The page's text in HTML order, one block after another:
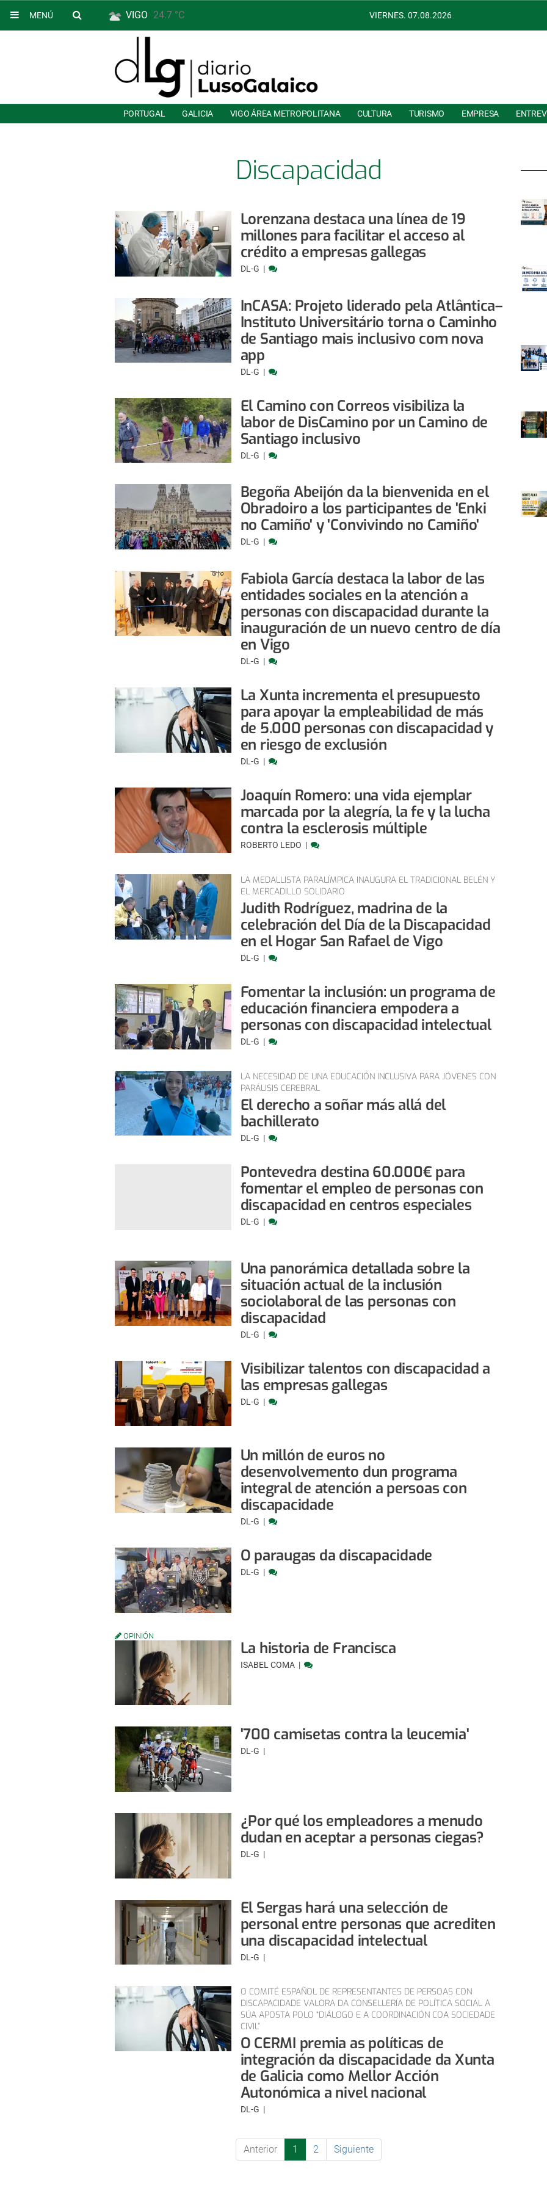
MENÚ VIGO 24.7 °C VIERNES. 07.08.2026
PORTUGAL GALICIA VIGO ÁREA METROPOLITANA CULTURA TURISMO EMPRESA
Discapacidad
Lorenzana destaca una línea de 19
millones para facilitar el acceso al
crédito a empresas gallegas
DL-G
InCASA: Projeto liderado pela Atlântica–
Instituto Universitário torna o Caminho
de Santiago mais inclusivo com nova
app
DL-G
El Camino con Correos visibiliza la
labor de DisCamino por un Camino de
Santiago inclusivo
DL-G
Begoña Abeijón da la bienvenida en el
Obradoiro a los participantes de 'Enki
no Camiño' y 'Convivindo no Camiño'
DL-G
Fabiola García destaca la labor de las
entidades sociales en la atención a
personas con discapacidad durante la
inauguración de un nuevo centro de día
en Vigo
DL-G
La Xunta incrementa el presupuesto
para apoyar la empleabilidad de más
de 5.000 personas con discapacidad y
en riesgo de exclusión
DL-G
Joaquín Romero: una vida ejemplar
marcada por la alegría, la fe y la lucha
contra la esclerosis múltiple
ROBERTO LEDO
LA MEDALLISTA PARALÍMPICA INAUGURA EL TRADICIONAL BELÉN Y
EL MERCADILLO SOLIDARIO
Judith Rodríguez, madrina de la
celebración del Día de la Discapacidad
en el Hogar San Rafael de Vigo
DL-G
Fomentar la inclusión: un programa de
educación financiera empodera a
personas con discapacidad intelectual
DL-G
LA NECESIDAD DE UNA EDUCACIÓN INCLUSIVA PARA JÓVENES CON
PARÁLISIS CEREBRAL
El derecho a soñar más allá del
bachillerato
DL-G
Pontevedra destina 60.000€ para
fomentar el empleo de personas con
discapacidad en centros especiales
DL-G
Una panorámica detallada sobre la
situación actual de la inclusión
sociolaboral de las personas con
discapacidad
DL-G
Visibilizar talentos con discapacidad a
las empresas gallegas
DL-G
Un millón de euros no
desenvolvemento dun programa
integral de atención a persoas con
discapacidade
DL-G
O paraugas da discapacidade
DL-G
OPINIÓN
La historia de Francisca
ISABEL COMA
'700 camisetas contra la leucemia'
DL-G
¿Por qué los empleadores a menudo
dudan en aceptar a personas ciegas?
DL-G
El Sergas hará una selección de
personal entre personas que acrediten
una discapacidad intelectual
DL-G
O COMITÉ ESPAÑOL DE REPRESENTANTES DE PERSOAS CON
DISCAPACIDADE VALORA DA CONSELLERÍA DE POLÍTICA SOCIAL A
SÚA APOSTA POLO “DIÁLOGO E A COORDINACIÓN COA SOCIEDADE
CIVIL”
O CERMI premia as políticas de
integración da discapacidade da Xunta
de Galicia como Mellor Acción
Autonómica a nivel nacional
DL-G
Anterior 1 2 Siguiente